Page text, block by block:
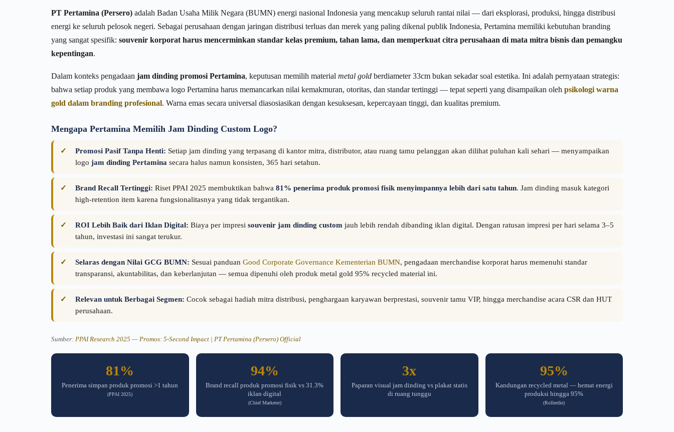
PT Pertamina (Persero) adalah Badan Usaha Milik Negara (BUMN) energi nasional Indonesia yang mencakup seluruh rantai nilai — dari eksplorasi, produksi, hingga distribusi
energi ke seluruh pelosok negeri. Sebagai perusahaan dengan jaringan distribusi terluas dan merek yang paling dikenal publik Indonesia, Pertamina memiliki kebutuhan branding
yang sangat spesifik: souvenir korporat harus mencerminkan standar kelas premium, tahan lama, dan memperkuat citra perusahaan di mata mitra bisnis dan pemangku
kepentingan.
Dalam konteks pengadaan jam dinding promosi Pertamina, keputusan memilih material metal gold berdiameter 33cm bukan sekadar soal estetika. Ini adalah pernyataan strategis:
bahwa setiap produk yang membawa logo Pertamina harus memancarkan nilai kemakmuran, otoritas, dan standar tertinggi — tepat seperti yang disampaikan oleh psikologi warna
gold dalam branding profesional. Warna emas secara universal diasosiasikan dengan kesuksesan, kepercayaan tinggi, dan kualitas premium.
Mengapa Pertamina Memilih Jam Dinding Custom Logo?
Promosi Pasif Tanpa Henti: Setiap jam dinding yang terpasang di kantor mitra, distributor, atau ruang tamu pelanggan akan dilihat puluhan kali sehari — menyampaikan
logo jam dinding Pertamina secara halus namun konsisten, 365 hari setahun.
Brand Recall Tertinggi: Riset PPAI 2025 membuktikan bahwa 81% penerima produk promosi fisik menyimpannya lebih dari satu tahun. Jam dinding masuk kategori
high-retention item karena fungsionalitasnya yang tidak tergantikan.
ROI Lebih Baik dari Iklan Digital: Biaya per impresi souvenir jam dinding custom jauh lebih rendah dibanding iklan digital. Dengan ratusan impresi per hari selama 3–5
tahun, investasi ini sangat terukur.
Selaras dengan Nilai GCG BUMN: Sesuai panduan Good Corporate Governance Kementerian BUMN, pengadaan merchandise korporat harus memenuhi standar
transparansi, akuntabilitas, dan keberlanjutan — semua dipenuhi oleh produk metal gold 95% recycled material ini.
Relevan untuk Berbagai Segmen: Cocok sebagai hadiah mitra distribusi, penghargaan karyawan berprestasi, souvenir tamu VIP, hingga merchandise acara CSR dan HUT
perusahaan.
Sumber: PPAI Research 2025 — Promos: 5-Second Impact | PT Pertamina (Persero) Official
81%
Penerima simpan produk promosi >1 tahun
(PPAI 2025)
94%
Brand recall produk promosi fisik vs 31.3%
iklan digital
(Chief Marketer)
3x
Paparan visual jam dinding vs plakat statis
di ruang tunggu
95%
Kandungan recycled metal — hemat energi
produksi hingga 95%
(Rollerdie)